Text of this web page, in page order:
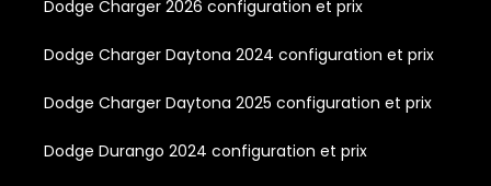
Dodge Charger 2026 configuration et prix
Dodge Charger Daytona 2024 configuration et prix
Dodge Charger Daytona 2025 configuration et prix
Dodge Durango 2024 configuration et prix